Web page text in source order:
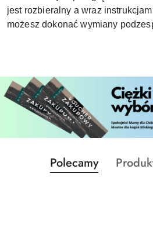
jest rozbieralny a wraz
możesz dokonać wymiany
Pomiń karuzelę produktów
Produkty
o
Polecamy